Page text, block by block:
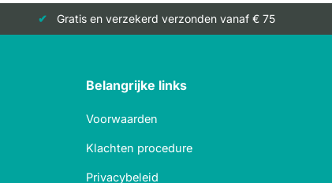
Gratis en verzekerd verzonden vanaf € 75
Belangrijke links
Voorwaarden
Klachten procedure
Privacybeleid